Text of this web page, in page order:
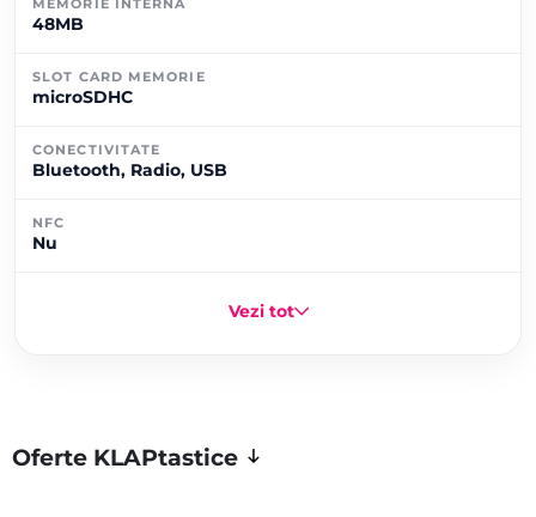
MEMORIE INTERNĂ
48MB
SLOT CARD MEMORIE
microSDHC
CONECTIVITATE
Bluetooth, Radio, USB
NFC
Nu
Vezi tot
Oferte KLAPtastice